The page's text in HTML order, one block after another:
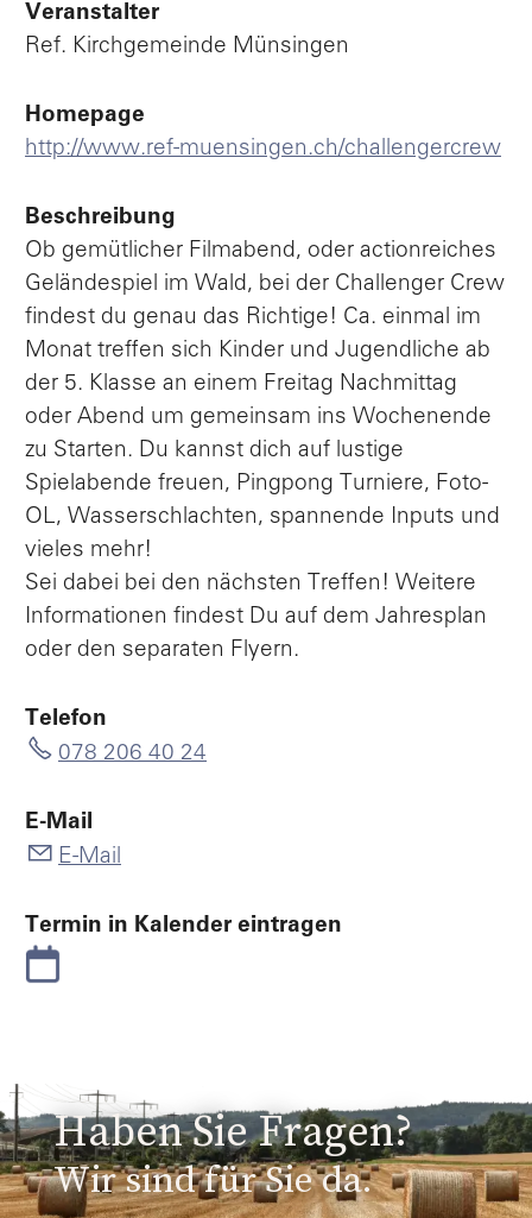
Veranstalter
Ref. Kirchgemeinde Münsingen
Homepage
http://www.ref-muensingen.ch/challengercrew
Beschreibung
Ob gemütlicher Filmabend, oder actionreiches
Geländespiel im Wald, bei der Challenger Crew
findest du genau das Richtige! Ca. einmal im
Monat treffen sich Kinder und Jugendliche ab
der 5. Klasse an einem Freitag Nachmittag
oder Abend um gemeinsam ins Wochenende
zu Starten. Du kannst dich auf lustige
Spielabende freuen, Pingpong Turniere, Foto-
OL, Wasserschlachten, spannende Inputs und
vieles mehr!
Sei dabei bei den nächsten Treffen! Weitere
Informationen findest Du auf dem Jahresplan
oder den separaten Flyern.
Telefon
078 206 40 24
E-Mail
E-Mail
Termin in Kalender eintragen
Haben Sie Fragen?
Wir sind für Sie da.